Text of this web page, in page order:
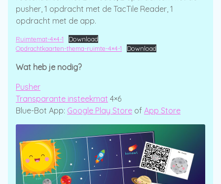
pusher, 1 opdracht met de TacTile Reader, 1
opdracht met de app.
Ruimtemat-4×4-1
Download
Opdrachtkaarten-thema-ruimte-4×4-1
Download
Wat heb je nodig?
Pusher
Transparante insteekmat 4×6
Blue-Bot App: Google Play Store of App Store